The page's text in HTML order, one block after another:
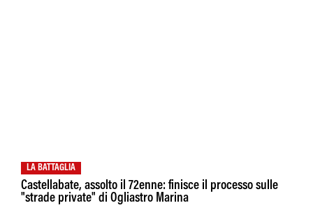
LA BATTAGLIA
Castellabate, assolto il 72enne: finisce il processo sulle
"strade private" di Ogliastro Marina